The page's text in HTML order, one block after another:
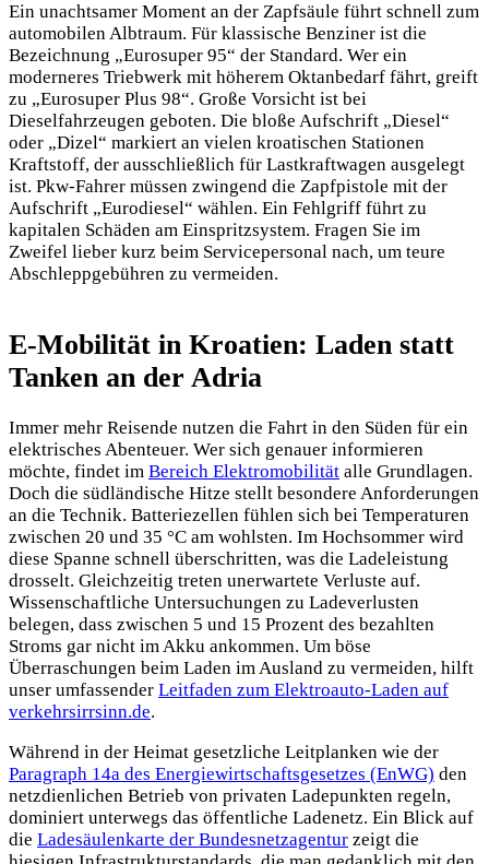
Ein unachtsamer Moment an der Zapfsäule führt schnell zum
automobilen Albtraum. Für klassische Benziner ist die
Bezeichnung „Eurosuper 95“ der Standard. Wer ein
moderneres Triebwerk mit höherem Oktanbedarf fährt, greift
zu „Eurosuper Plus 98“. Große Vorsicht ist bei
Dieselfahrzeugen geboten. Die bloße Aufschrift „Diesel“
oder „Dizel“ markiert an vielen kroatischen Stationen
Kraftstoff, der ausschließlich für Lastkraftwagen ausgelegt
ist. Pkw-Fahrer müssen zwingend die Zapfpistole mit der
Aufschrift „Eurodiesel“ wählen. Ein Fehlgriff führt zu
kapitalen Schäden am Einspritzsystem. Fragen Sie im
Zweifel lieber kurz beim Servicepersonal nach, um teure
Abschleppgebühren zu vermeiden.
E-Mobilität in Kroatien: Laden statt
Tanken an der Adria
Immer mehr Reisende nutzen die Fahrt in den Süden für ein
elektrisches Abenteuer. Wer sich genauer informieren
möchte, findet im Bereich Elektromobilität alle Grundlagen.
Doch die südländische Hitze stellt besondere Anforderungen
an die Technik. Batteriezellen fühlen sich bei Temperaturen
zwischen 20 und 35 °C am wohlsten. Im Hochsommer wird
diese Spanne schnell überschritten, was die Ladeleistung
drosselt. Gleichzeitig treten unerwartete Verluste auf.
Wissenschaftliche Untersuchungen zu Ladeverlusten
belegen, dass zwischen 5 und 15 Prozent des bezahlten
Stroms gar nicht im Akku ankommen. Um böse
Überraschungen beim Laden im Ausland zu vermeiden, hilft
unser umfassender Leitfaden zum Elektroauto-Laden auf
verkehrsirrsinn.de.
Während in der Heimat gesetzliche Leitplanken wie der
Paragraph 14a des Energiewirtschaftsgesetzes (EnWG) den
netzdienlichen Betrieb von privaten Ladepunkten regeln,
dominiert unterwegs das öffentliche Ladenetz. Ein Blick auf
die Ladesäulenkarte der Bundesnetzagentur zeigt die